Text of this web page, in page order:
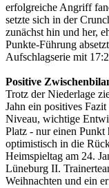
erfolgreiche Angriff
setzte sich in der
zunächst hin und her,
Punkte-Führung
Aufschlagserie mit
Positive
Trotz der Niederlage
Jahn ein positives
Niveau, wichtige
Platz - nur einen Punkt
optimistisch in die
Heimspieltag am 24.
Lüneburg II.
Weihnachten und ein